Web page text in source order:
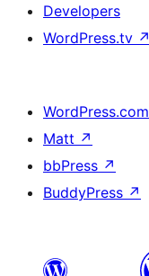
Developers
WordPress.tv ↗
WordPress.com
Matt ↗
bbPress ↗
BuddyPress ↗